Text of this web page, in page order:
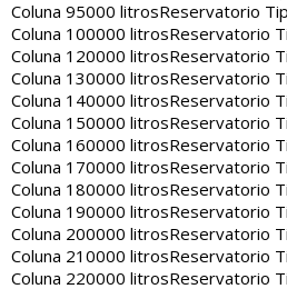
Coluna 95000 litrosReservatorio
Coluna 100000 litrosReservatorio
Coluna 120000 litrosReservatorio
Coluna 130000 litrosReservatorio
Coluna 140000 litrosReservatorio
Coluna 150000 litrosReservatorio
Coluna 160000 litrosReservatorio
Coluna 170000 litrosReservatorio
Coluna 180000 litrosReservatorio
Coluna 190000 litrosReservatorio
Coluna 200000 litrosReservatorio
Coluna 210000 litrosReservatorio
Coluna 220000 litrosReservatorio